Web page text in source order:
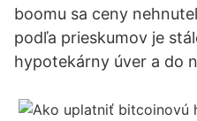
boomu sa ceny
podľa prieskumov je
hypotekárny úver a do